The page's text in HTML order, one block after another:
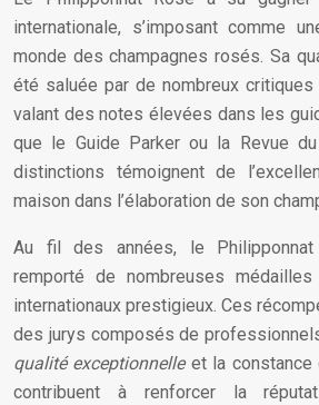
internationale, s’imposant comme
monde des champagnes rosés. Sa
été saluée par de nombreux
valant des notes élevées dans les
que le Guide Parker ou la Revue
distinctions témoignent de
maison dans l’élaboration de son
Au fil des années, le
remporté de nombreuses
internationaux prestigieux. Ces
des jurys composés de
qualité exceptionnelle et la constance
contribuent à renforcer la